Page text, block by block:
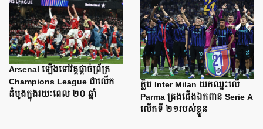
Arsenal ឡើងទៅវគ្គផ្តាច់ព្រ័ត្រ
Champions League ជាលើក
ដំបូងក្នុងរយៈពេល ២០ ឆ្នាំ
ក្លិប Inter Milan យកឈ្នះលើ
Parma គ្រងជើងឯកពាន Serie A
លើកទី ២១របស់ខ្លួន